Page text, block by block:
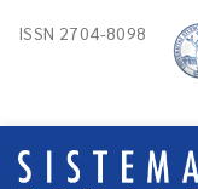
ISSN 2704-8098